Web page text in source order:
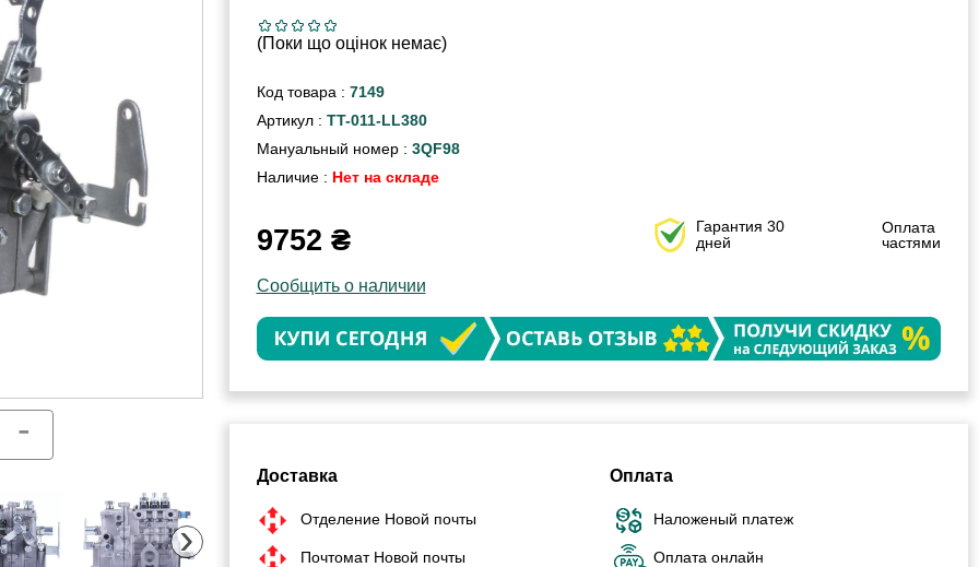
›
(Поки що оцінок немає)
Код товара : 7149
Артикул : TT-011-LL380
Мануальный номер : 3QF98
Наличие : Нет на складе
9752 ₴
Гарантия 30
дней
Оплата
частями
Сообщить о наличии
Доставка
Отделение Новой почты
Почтомат Новой почты
Оплата
Наложеный платеж
Оплата онлайн